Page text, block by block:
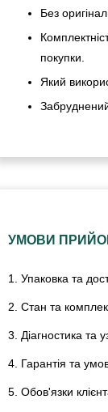
Без
покупки.
Який
УМОВИ
1. Упаковка та
2. Стан та
3. Діагностика та
4. Гарантія та
5. Обов'язки